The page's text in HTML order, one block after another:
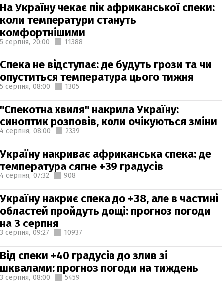
На Україну чекає пік африканської спеки:
коли температури стануть
комфортнішими
5 серпня, 20:00 11388
Спека не відступає: де будуть грози та чи
опуститься температура цього тижня
5 серпня, 08:00 1305
"Спекотна хвиля" накрила Україну:
синоптик розповів, коли очікуються зміни
4 серпня, 08:00 2339
Україну накриває африканська спека: де
температура сягне +39 градусів
4 серпня, 07:32 908
Україну накриє спека до +38, але в частині
областей пройдуть дощі: прогноз погоди
на 3 серпня
3 серпня, 09:27 10937
Від спеки +40 градусів до злив зі
шквалами: прогноз погоди на тиждень
3 серпня, 08:00 5459